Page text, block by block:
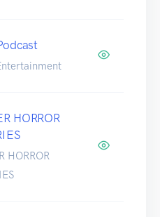
HORROR
HORROR